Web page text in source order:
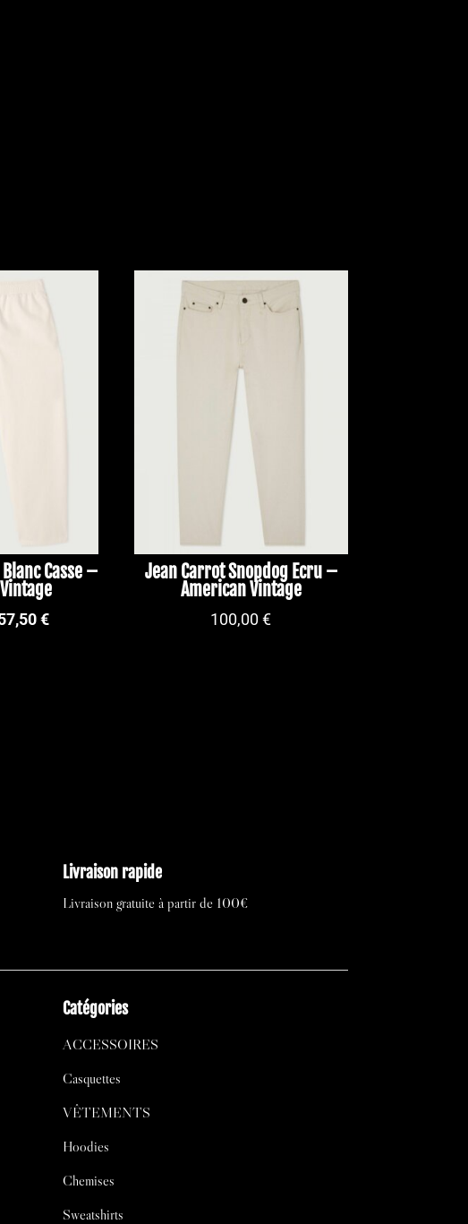
Casse –
€Le
Jean Carrot Snopdog Ecru –
American Vintage
100,00€
Livraison rapide
Livraison gratuite à partir de 100€
Catégories
ACCESSOIRES
Casquettes
VÊTEMENTS
Hoodies
Chemises
Sweatshirts